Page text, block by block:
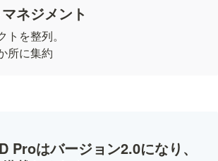
ネジメント
を整列。
所に集約
Proはバージョン2.0になり、